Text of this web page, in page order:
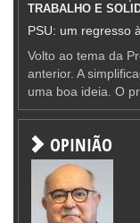
TRABALHO E
PSU: um regresso
Volto ao tema da
anterior. A
uma boa ideia. O
OPINIÃO